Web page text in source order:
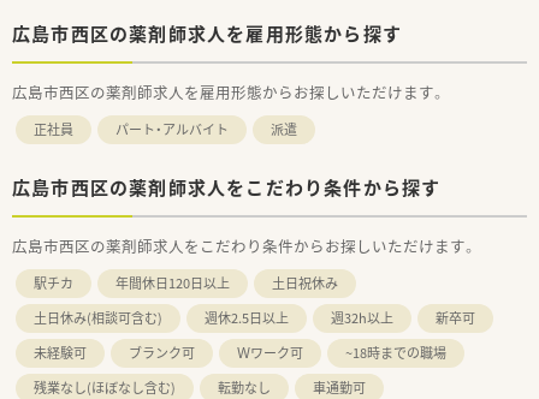
す。
■近隣に店舗数が多く、フォロー体制も整っています。
■働き方改革に沿って、有給休暇消化が促進されています。
■残業については「サービス残業」はございません。
19時までに
は帰宅できる店舗がほとんどです。
ざいます。
＜こんな方にもオススメ＞
■調剤の経験を積みつつ、OTCも学べる環境に身を置きたい方
■患者様に丁寧に投薬、服薬指導を行いたい方
■若い世代が毎年入る環境で、自身もスキルアップしたい方
等々…
広島市西区の薬剤師求人を雇用形態から探す
広島市西区の薬剤師求人を雇用形態からお探しいただけます。
正社員 パート・アルバイト 派遣
広島市西区の薬剤師求人をこだわり条件から探す
広島市西区の薬剤師求人をこだわり条件からお探しいただけます。
駅チカ 年間休日120日以上
土日祝休み
土日休み(相談可含む)
週休2.5日以上 週32h以上
新卒可
未経験可
ブランク可 Ｗワーク可
~18時までの職場
残業なし(ほぼなし含む)
転勤なし
車通勤可